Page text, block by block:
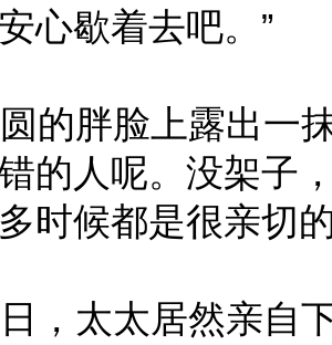
心歇着去吧。”
的胖脸上露出一
的人呢。没架子
时候都是很亲切
，太太居然亲自